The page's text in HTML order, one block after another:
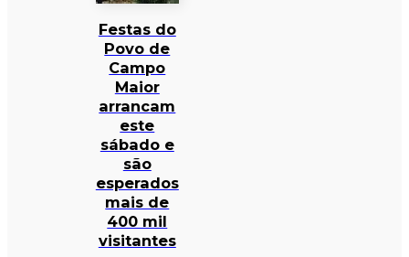
Festas do
Povo de
Campo
Maior
arrancam
este
sábado e
são
esperados
mais de
400 mil
visitantes